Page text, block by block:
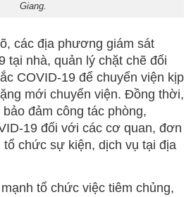
Giang.
các địa phương giám sát
tại nhà, quản lý chặt chẽ đối
COVID-19 để chuyển viện kịp
mới chuyển viện. Đồng thời,
đảm công tác phòng,
19 đối với các cơ quan, đơn
chức sự kiện, dịch vụ tại địa
tổ chức việc tiêm chủng,